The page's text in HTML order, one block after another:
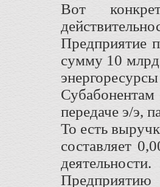
Вот
Предприятие
сумму 10
передаче э/э,
То есть
составляет
деятельности.